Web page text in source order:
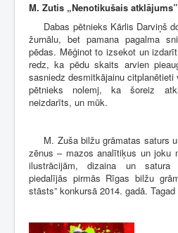
M. Zutis „Nenotikušais atklājums”
Dabas pētnieks Kārlis Darviņš
žurnālu, bet pamana pagalma
pēdas. Mēģinot to izsekot un
redz, ka pēdu skaits arvien
sasniedz desmitkājainu
pētnieks nolemj, ka šoreiz
neizdarīts, un mūk.
M. Zuša bilžu grāmatas saturs
zēnus – mazos analītiķus un joku
ilustrācijām, dizaina un satura
piedalījās pirmās Rīgas bilžu
stāsts” konkursā 2014. gadā.